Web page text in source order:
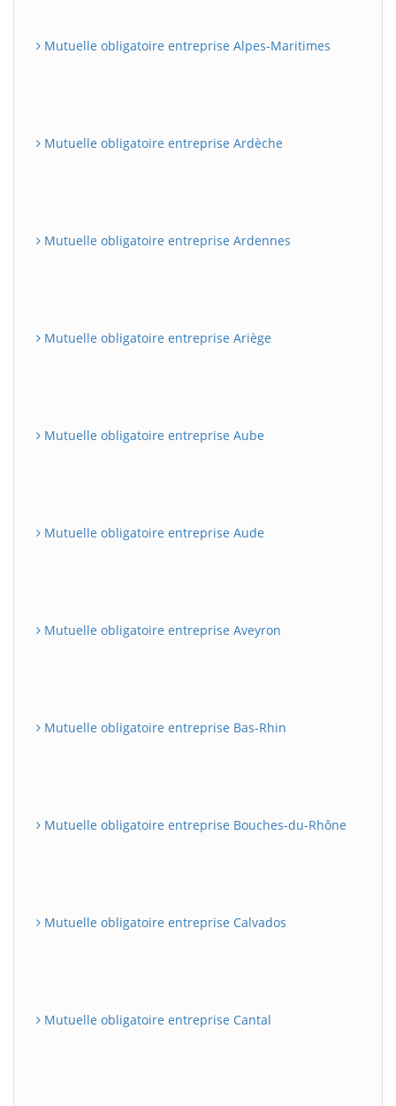
Mutuelle obligatoire entreprise Alpes-Maritimes
Mutuelle obligatoire entreprise Ardèche
Mutuelle obligatoire entreprise Ardennes
Mutuelle obligatoire entreprise Ariège
Mutuelle obligatoire entreprise Aube
Mutuelle obligatoire entreprise Aude
Mutuelle obligatoire entreprise Aveyron
Mutuelle obligatoire entreprise Bas-Rhin
Mutuelle obligatoire entreprise Bouches-du-Rhône
Mutuelle obligatoire entreprise Calvados
Mutuelle obligatoire entreprise Cantal